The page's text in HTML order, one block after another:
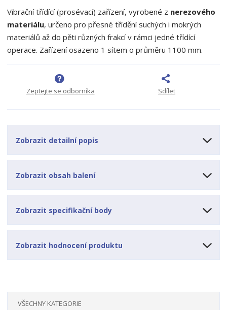
o
č
e
t
t
m
n
o
ž
s
m
n
o
ž
s
t
Vibrační třídící (prosévací) zařízení, vyrobené z nerezového
materiálu, určeno pro přesné třídění suchých i mokrých
materiálů až do pěti různých frakcí v rámci jedné třídící
operace. Zařízení osazeno 1 sítem o průměru 1100 mm.
Zeptejte se odborníka Sdílet
Zobrazit detailní popis
Zobrazit obsah balení
Zobrazit specifikační body
Zobrazit hodnocení produktu
VŠECHNY KATEGORIE